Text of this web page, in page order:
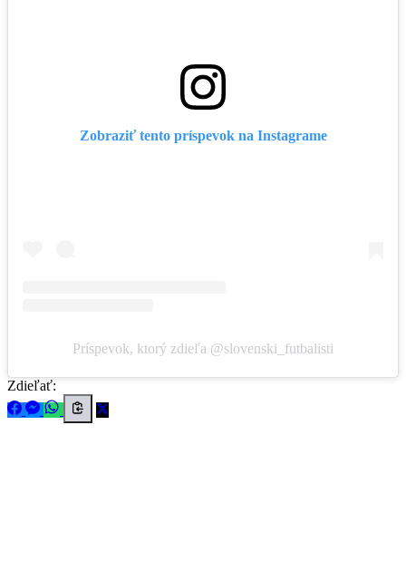
Zobraziť tento príspevok na Instagrame
Príspevok, ktorý zdieľa @slovenski_futbalisti
Zdieľať: